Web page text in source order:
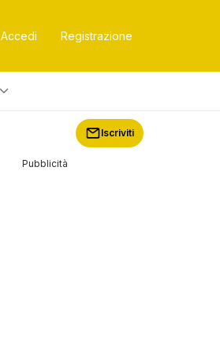
Accedi Registrazione
Iscriviti
Pubblicità